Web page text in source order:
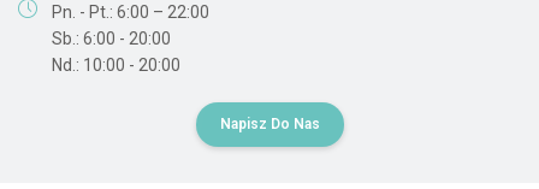
Pn. - Pt.: 6:00 – 22:00
Sb.: 6:00 - 20:00
Nd.: 10:00 - 20:00
Napisz Do Nas